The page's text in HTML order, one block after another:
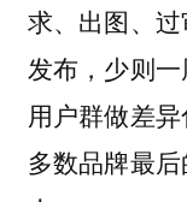
求、出图、
发布，少则
用户群做差
多数品牌最